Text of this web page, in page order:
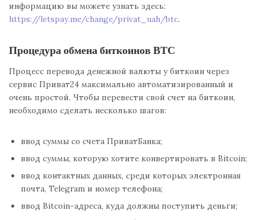
информацию вы можете узнать здесь:
https://letspay.me/change/privat_uah/btc.
Процедура обмена биткоинов ВТС
Процесс перевода денежной валюты у биткоин через
сервис Приват24 максимально автоматизированный и
очень простой. Чтобы перевести свой счет на биткоин,
необходимо сделать несколько шагов:
ввод суммы со счета ПриватБанка;
ввод суммы, которую хотите конвертировать в Bitcoin;
ввод контактных данных, среди которых электронная
почта, Telegram и номер телефона;
ввод Bitcoin-адреса, куда должны поступить деньги;